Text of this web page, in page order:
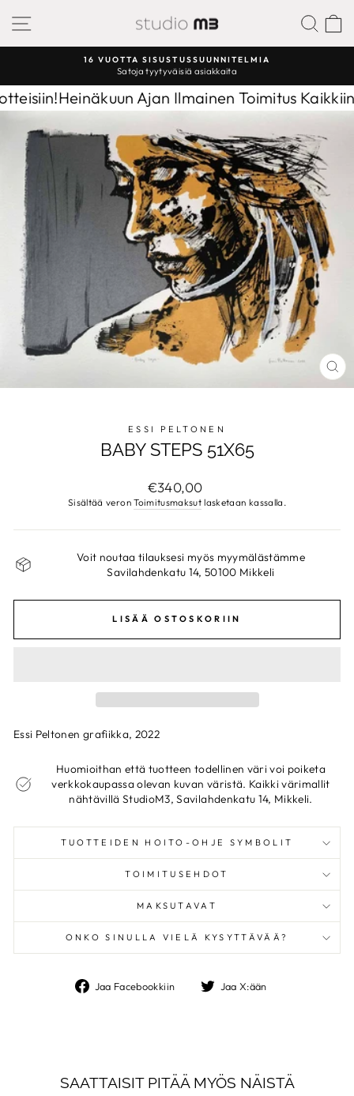
SIVUSTON NAVIGAATIO
Keskeytä
diaesitys
16 VUOTTA SISUSTUSSUUNNITELMIA
Satoja tyytyväisiä asiakkaita
Heinäkuun Ajan Ilmainen Toimitus Kaikkiin
ESSI PELTONEN
BABY STEPS 51X65
Normaalihinta
€340,00
Sisältää veronToimitusmaksut lasketaan kassalla.
Voit noutaa tilauksesi myös myymälästämme
Savilahdenkatu 14, 50100 Mikkeli
LISÄÄ OSTOSKORIIN
Essi Peltonen grafiikka, 2022
Huomioithan että tuotteen todellinen väri voi poiketa
verkkokaupassa olevan kuvan väristä. Kaikki värimallit
nähtävillä StudioM3, Savilahdenkatu 14, Mikkeli.
TUOTTEIDEN HOITO-OHJE SYMBOLIT
TOIMITUSEHDOT
MAKSUTAVAT
ONKO SINULLA VIELÄ KYSYTTÄVÄÄ?
Jaa Facebookkiin
Jaa
Jaa X:ään
SAATTAISIT PITÄÄ MYÖS NÄISTÄ